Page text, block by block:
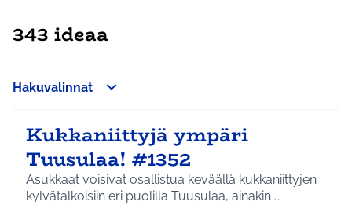
343 ideaa
Hakuvalinnat
Kukkaniittyjä ympäri
Tuusulaa! #1352
Asukkaat voisivat osallistua keväällä kukkaniittyjen
kylvätalkoisiin eri puolilla Tuusulaa, ainakin …